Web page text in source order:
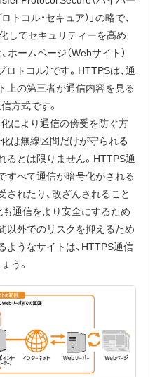
トコル・セキュア）」の略で、
してセキュリティーを高め
ームページ（Webサイト）
トコル）です。HTTPSは、通
上の第三者が通信内容を見る
方式です。
により通信の傍受を防ぐ方
は無線区間だけが守られる
るとは限りません。HTTPS通
すべて通信が暗号化がされる
されたり、改ざんされること
通信をより安全にするため
以外でのリスクを抑えるため
ようなサイトは、HTTPS通信
う。